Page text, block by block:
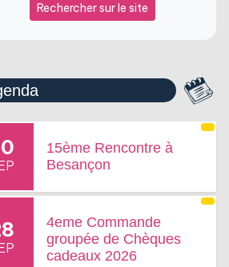
Rechercher sur le site
15ème Rencontre à
Besançon
4eme Commande
groupée de Chèques
cadeaux 2026